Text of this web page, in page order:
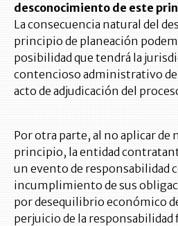
desconocimiento de este
La consecuencia natural del
principio de planeación
posibilidad que tendrá la
contencioso administrativo de
acto de adjudicación del
Por otra parte, al no aplicar de
principio, la entidad
un evento de responsabilidad
incumplimiento de sus
por desequilibrio económico
perjuicio de la